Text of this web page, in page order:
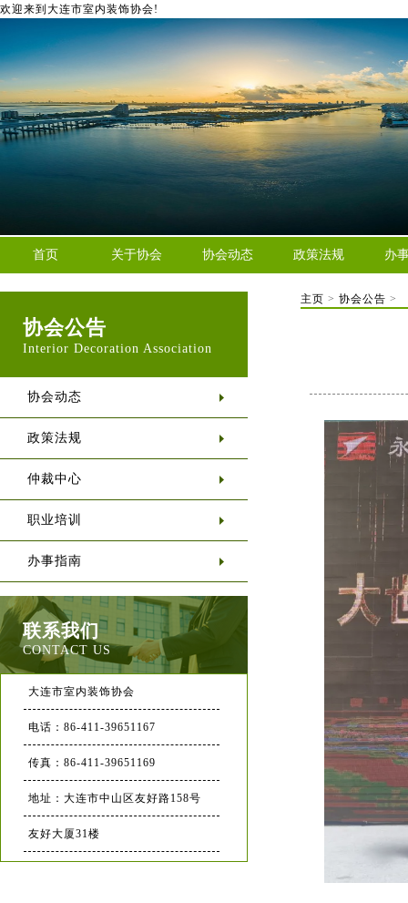
欢迎来到大连市室内装饰协会!
首页 关于协会 协会动态 政策法规 办
协会公告
Interior Decoration Association
协会动态
政策法规
仲裁中心
职业培训
办事指南
联系我们
CONTACT US
大连市室内装饰协会
电话：86-411-39651167
传真：86-411-39651169
地址：大连市中山区友好路158号
友好大厦31楼
主页 > 协会公告 >